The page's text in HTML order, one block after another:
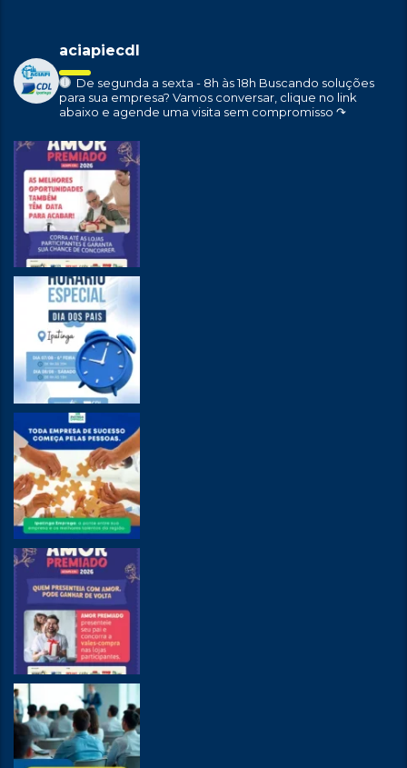
aciapiecdl
De segunda a sexta - 8h às 18h Buscando soluções
para sua empresa? Vamos conversar, clique no link
abaixo e agende uma visita sem compromisso ↷